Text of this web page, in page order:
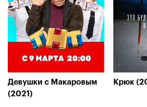
Девушки с Макаровым
(2021)
Крюк